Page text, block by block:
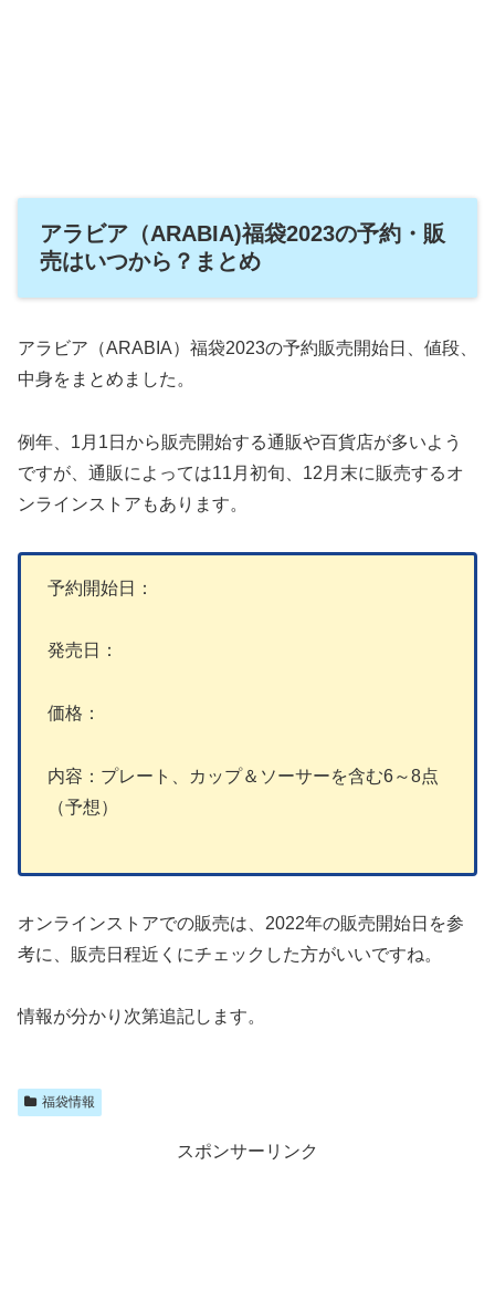
アラビア（ARABIA)福袋2023の予約・販
売はいつから？まとめ
アラビア（ARABIA）福袋2023の予約販売開始日、値段、
中身をまとめました。
例年、1月1日から販売開始する通販や百貨店が多いよう
ですが、通販によっては11月初旬、12月末に販売するオ
ンラインストアもあります。
予約開始日：
発売日：
価格：
内容：プレート、カップ＆ソーサーを含む6～8点
（予想）
オンラインストアでの販売は、2022年の販売開始日を参
考に、販売日程近くにチェックした方がいいですね。
情報が分かり次第追記します。
福袋情報
スポンサーリンク